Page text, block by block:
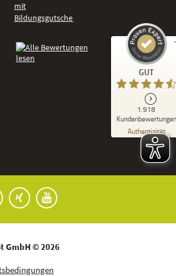
mit
Bildungsgutschein
GUT
1.918
Kundenbewertungen
Authentizität
Kundenbewertungen und Erfahrungen zu
DeLSt - Deutsches eLearning Studieninstitut
92
%
Empfehlungen auf
ProvenExpert.com
91
anderen Quellen
GmbH © 2026